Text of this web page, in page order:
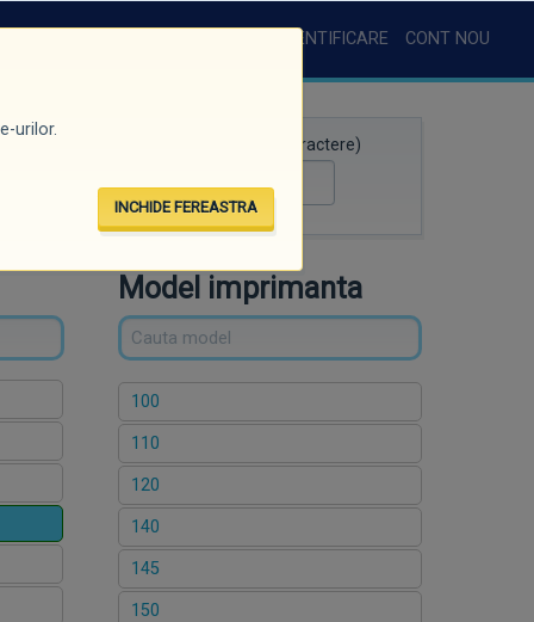
AUTENTIFICARE CONT NOU
Căutare rapidă (minim 3 caractere)
Model imprimanta
100
110
120
140
145
150
urilor.
INCHIDE FEREASTRA